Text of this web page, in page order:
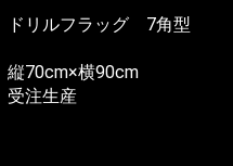
ドリルフラッグ 7角型
縦70cm×横90cm
受注生産